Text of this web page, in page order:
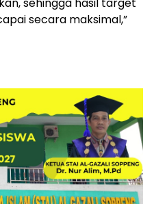
secara maksimal,”